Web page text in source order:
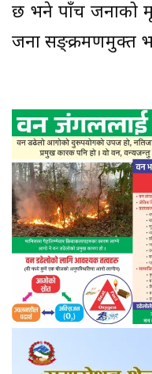
छ भने पाँच जनाको
जना सङ्क्रमणमुक्त